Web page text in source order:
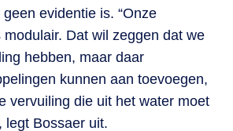
evidentie is. “Onze
Dat wil zeggen dat we
hebben, maar daar
kunnen aan toevoegen,
vervuiling die uit het water moet
legt Bossaer uit.